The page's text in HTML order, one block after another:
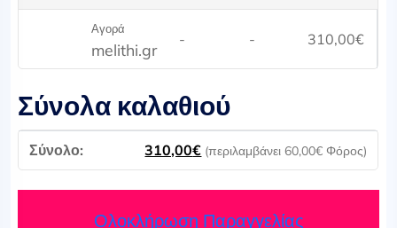
Αγορά
melithi.gr
- - 310,00€
Σύνολα καλαθιού
310,00€ (περιλαμβάνει60,00€ Φόρος)
Ολοκλήρωση Παραγγελίας